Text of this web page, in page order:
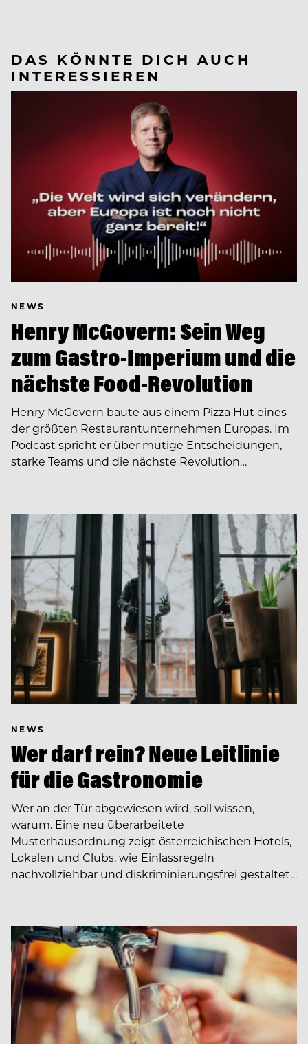
DAS KÖNNTE DICH AUCH
INTERESSIEREN
NEWS
Henry McGovern: Sein Weg
zum Gastro-Imperium und die
nächste Food-Revolution
Henry McGovern baute aus einem Pizza Hut eines
der größten Restaurantunternehmen Europas. Im
Podcast spricht er über mutige Entscheidungen,
starke Teams und die nächste Revolution…
NEWS
Wer darf rein? Neue Leitlinie
für die Gastronomie
Wer an der Tür abgewiesen wird, soll wissen,
warum. Eine neu überarbeitete
Musterhausordnung zeigt österreichischen Hotels,
Lokalen und Clubs, wie Einlassregeln
nachvollziehbar und diskriminierungsfrei gestaltet…